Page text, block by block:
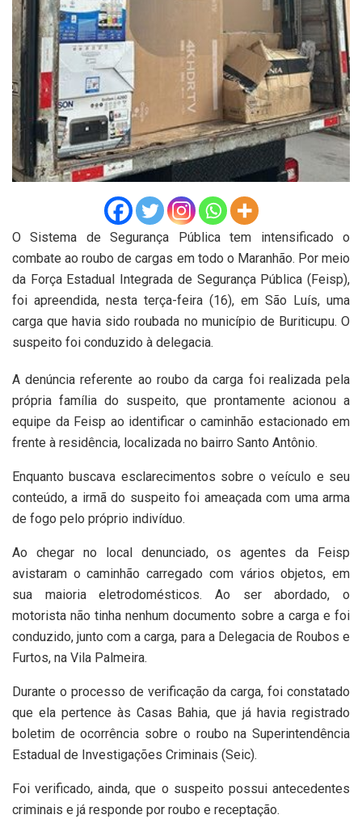
O Sistema de Segurança Pública tem intensificado o
combate ao roubo de cargas em todo o Maranhão. Por meio
da Força Estadual Integrada de Segurança Pública (Feisp),
foi apreendida, nesta terça-feira (16), em São Luís, uma
carga que havia sido roubada no município de Buriticupu. O
suspeito foi conduzido à delegacia.
A denúncia referente ao roubo da carga foi realizada pela
própria família do suspeito, que prontamente acionou a
equipe da Feisp ao identificar o caminhão estacionado em
frente à residência, localizada no bairro Santo Antônio.
Enquanto buscava esclarecimentos sobre o veículo e seu
conteúdo, a irmã do suspeito foi ameaçada com uma arma
de fogo pelo próprio indivíduo.
Ao chegar no local denunciado, os agentes da Feisp
avistaram o caminhão carregado com vários objetos, em
sua maioria eletrodomésticos. Ao ser abordado, o
motorista não tinha nenhum documento sobre a carga e foi
conduzido, junto com a carga, para a Delegacia de Roubos e
Furtos, na Vila Palmeira.
Durante o processo de verificação da carga, foi constatado
que ela pertence às Casas Bahia, que já havia registrado
boletim de ocorrência sobre o roubo na Superintendência
Estadual de Investigações Criminais (Seic).
Foi verificado, ainda, que o suspeito possui antecedentes
criminais e já responde por roubo e receptação.